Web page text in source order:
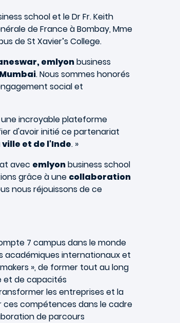
school et le Dr Fr. Keith
de France à Bombay, Mme
de St Xavier’s College.
emlyonbusiness
Mumbai. Nous sommes honorés
social et
une incroyable plateforme
d'avoir initié ce partenariat
et de l'Inde. »
avec emlyonbusiness school
grâce à une collaboration
nous réjouissons de ce
7 campus dans le monde
académiques internationaux et
», de former tout au long
et de capacités
les entreprises et la
ces compétences dans le cadre
de parcours